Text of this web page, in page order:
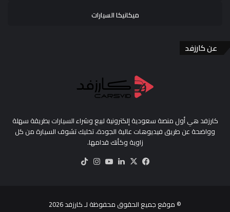
ميكانيكا السيارات
عن كارزفد
كارزفد هي أول منصة سعودية إلكترونية لبيع وشراء السيارات بطريقة سهلة
وواضحة عن طريق فيديوهات عالية الجودة، تخليك تشوف السيارة من كل
زاوية وكأنك قدامها.
فيسبوك
‫X لينكدإن‫YouTubeانستقرام
© موقع جميع الحقوق محفوظة لـكارزفد